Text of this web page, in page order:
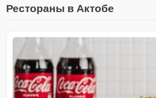
Рестораны в Актобе